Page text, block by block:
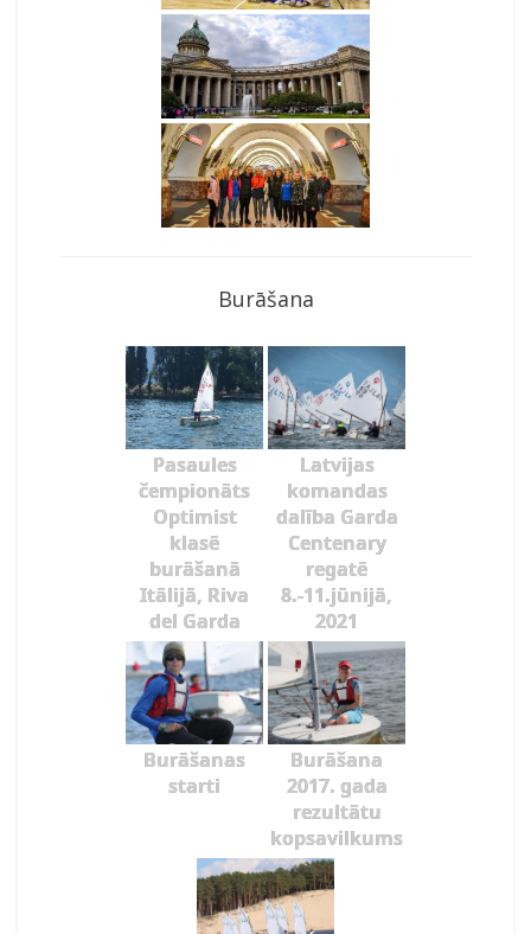
Burāšana
Pasaules
čempionāts
Optimist
klasē
burāšanā
Itālijā, Riva
del Garda
Latvijas
komandas
dalība Garda
Centenary
regatē
8.-11.jūnijā,
2021
Burāšanas
starti
Burāšana
2017. gada
rezultātu
kopsavilkums